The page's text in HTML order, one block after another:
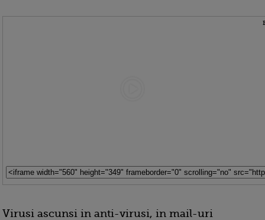
Virusi ascunsi in anti-virusi, in mail-uri